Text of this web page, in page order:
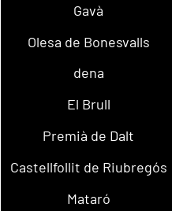
Gavà
Olesa de Bonesvalls
dena
El Brull
Premià de Dalt
Castellfollit de Riubregós
Mataró